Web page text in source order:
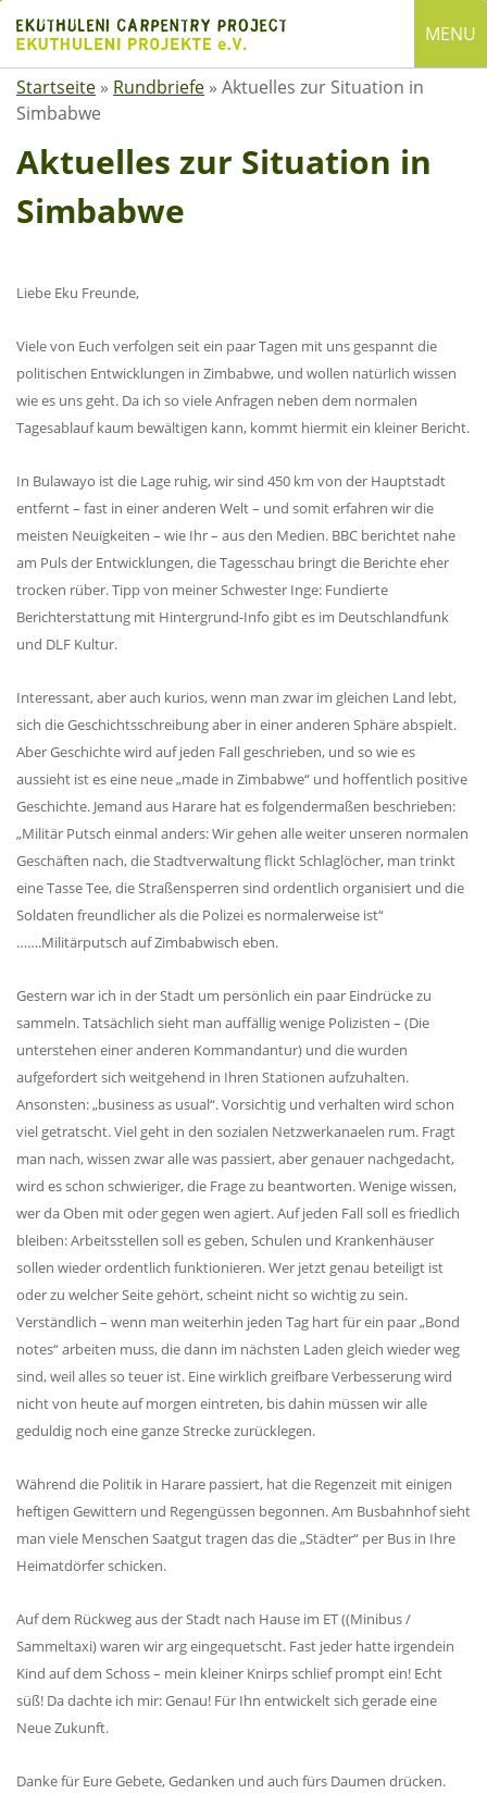
content
MENU
English
Deutsch
SUCHE
Suchen
ÜBER EKUTHULENI
Startseite
Über uns
Satzung
Mitgliedschaft
Spenden
Rechenschaftsberichte
Kontakt I Infos zum Download
EKUTHULENI ZIMBABWE
Berichte aus Gumtree
INFORMATIONEN
Aktuelles
Rundbriefe
Termine
Wasser für EKU – Teil 2
Wasser für Ekuthuleni
Arbeitseinsatz_J.Blank 2016
Werkarbeiten 2015
Marktstand Nürtingen 2015
Bilder aus Zimbabwe
Startseite » Rundbriefe » Aktuelles zur Situation in
Simbabwe
Aktuelles zur Situation in
Simbabwe
Liebe Eku Freunde,
Viele von Euch verfolgen seit ein paar Tagen mit uns gespannt die
politischen Entwicklungen in Zimbabwe, und wollen natürlich wissen
wie es uns geht. Da ich so viele Anfragen neben dem normalen
Tagesablauf kaum bewältigen kann, kommt hiermit ein kleiner Bericht.
In Bulawayo ist die Lage ruhig, wir sind 450 km von der Hauptstadt
entfernt – fast in einer anderen Welt – und somit erfahren wir die
meisten Neuigkeiten – wie Ihr – aus den Medien. BBC berichtet nahe
am Puls der Entwicklungen, die Tagesschau bringt die Berichte eher
trocken rüber. Tipp von meiner Schwester Inge: Fundierte
Berichterstattung mit Hintergrund-Info gibt es im Deutschlandfunk
und DLF Kultur.
Interessant, aber auch kurios, wenn man zwar im gleichen Land lebt,
sich die Geschichtsschreibung aber in einer anderen Sphäre abspielt.
Aber Geschichte wird auf jeden Fall geschrieben, und so wie es
aussieht ist es eine neue „made in Zimbabwe“ und hoffentlich positive
Geschichte. Jemand aus Harare hat es folgendermaßen beschrieben:
„Militär Putsch einmal anders: Wir gehen alle weiter unseren normalen
Geschäften nach, die Stadtverwaltung flickt Schlaglöcher, man trinkt
eine Tasse Tee, die Straßensperren sind ordentlich organisiert und die
Soldaten freundlicher als die Polizei es normalerweise ist“
…….Militärputsch auf Zimbabwisch eben.
Gestern war ich in der Stadt um persönlich ein paar Eindrücke zu
sammeln. Tatsächlich sieht man auffällig wenige Polizisten – (Die
unterstehen einer anderen Kommandantur) und die wurden
aufgefordert sich weitgehend in Ihren Stationen aufzuhalten.
Ansonsten: „business as usual“. Vorsichtig und verhalten wird schon
viel getratscht. Viel geht in den sozialen Netzwerkanaelen rum. Fragt
man nach, wissen zwar alle was passiert, aber genauer nachgedacht,
wird es schon schwieriger, die Frage zu beantworten. Wenige wissen,
wer da Oben mit oder gegen wen agiert. Auf jeden Fall soll es friedlich
bleiben: Arbeitsstellen soll es geben, Schulen und Krankenhäuser
sollen wieder ordentlich funktionieren. Wer jetzt genau beteiligt ist
oder zu welcher Seite gehört, scheint nicht so wichtig zu sein.
Verständlich – wenn man weiterhin jeden Tag hart für ein paar „Bond
notes“ arbeiten muss, die dann im nächsten Laden gleich wieder weg
sind, weil alles so teuer ist. Eine wirklich greifbare Verbesserung wird
nicht von heute auf morgen eintreten, bis dahin müssen wir alle
geduldig noch eine ganze Strecke zurücklegen.
Während die Politik in Harare passiert, hat die Regenzeit mit einigen
heftigen Gewittern und Regengüssen begonnen. Am Busbahnhof sieht
man viele Menschen Saatgut tragen das die „Städter“ per Bus in Ihre
Heimatdörfer schicken.
Auf dem Rückweg aus der Stadt nach Hause im ET ((Minibus /
Sammeltaxi) waren wir arg eingequetscht. Fast jeder hatte irgendein
Kind auf dem Schoss – mein kleiner Knirps schlief prompt ein! Echt
süß! Da dachte ich mir: Genau! Für Ihn entwickelt sich gerade eine
Neue Zukunft.
Danke für Eure Gebete, Gedanken und auch fürs Daumen drücken.